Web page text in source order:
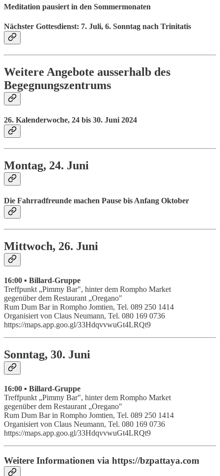
Meditation pausiert in den Sommermonaten
Nächster Gottesdienst: 7. Juli, 6. Sonntag nach Trinitatis
Weitere Angebote ausserhalb des
Begegnungszentrums
26. Kalenderwoche, 24 bis 30. Juni 2024
Montag, 24. Juni
Die Fahrradfreunde machen Pause bis Anfang Oktober
Mittwoch, 26. Juni
16:00 ▪ Billard-Gruppe
Treffpunkt „Pimmy Bar", hinter dem Rompho Market
gegenüber dem Restaurant „Oregano"
Rum Dum Bar in Rompho Jomtien, Tel. 089 250 1414
Organisiert von Claus Neumann, Tel. 080 169 0736
https://maps.app.goo.gl/33HdqvvwuGt4LRQt9
Sonntag, 30. Juni
16:00 ▪ Billard-Gruppe
Treffpunkt „Pimmy Bar", hinter dem Rompho Market
gegenüber dem Restaurant „Oregano"
Rum Dum Bar in Rompho Jomtien, Tel. 089 250 1414
Organisiert von Claus Neumann, Tel. 080 169 0736
https://maps.app.goo.gl/33HdqvvwuGt4LRQt9
Weitere Informationen via https://bzpattaya.com